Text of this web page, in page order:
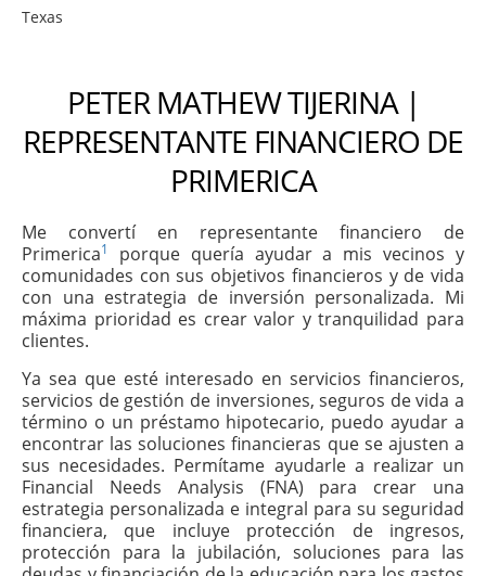
Texas
PETER MATHEW TIJERINA |
REPRESENTANTE FINANCIERO DE
PRIMERICA
Me convertí en representante financiero de
Primerica1
porque quería ayudar a mis vecinos y
comunidades con sus objetivos financieros y de vida
con una estrategia de inversión personalizada. Mi
máxima prioridad es crear valor y tranquilidad para
clientes.
Ya sea que esté interesado en servicios financieros,
servicios de gestión de inversiones, seguros de vida a
término o un préstamo hipotecario, puedo ayudar a
encontrar las soluciones financieras que se ajusten a
sus necesidades. Permítame ayudarle a realizar un
Financial Needs Analysis (FNA) para crear una
estrategia personalizada e integral para su seguridad
financiera, que incluye protección de ingresos,
protección para la jubilación, soluciones para las